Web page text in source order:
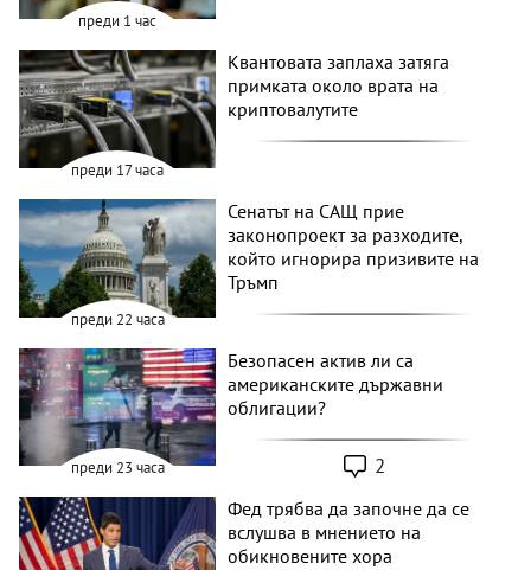
преди 1 час
преди 17 часа
Квантовата заплаха затяга
примката около врата на
криптовалутите
преди 22 часа
Сенатът на САЩ прие
законопроект за разходите,
който игнорира призивите на
Тръмп
преди 23 часа
Безопасен актив ли са
американските държавни
облигации?
2
Фед трябва да започне да се
вслушва в мнението на
обикновените хора